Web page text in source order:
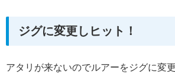
ジグに変更しヒット！
アタリが来ないのでルアーをジグに変